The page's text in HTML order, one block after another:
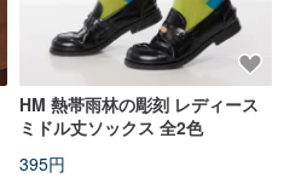
HM 熱帯雨林の彫刻 レディース
ミドル丈ソックス 全2色
395円